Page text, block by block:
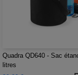
Quadra QD640 - Sac
litres